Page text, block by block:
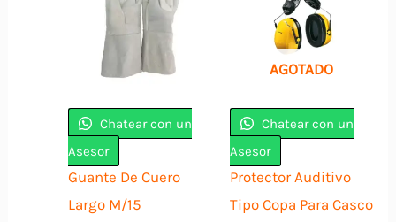
variantes.
Las
opciones
pueden
en
la
Chatear con un
Asesor
Guante De Cuero
Largo M/15
AGOTADO
Chatear con un
Asesor
Protector Auditivo
Tipo Copa Para Casco